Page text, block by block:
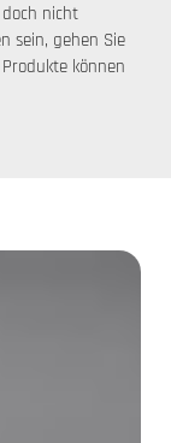
nicht
sein, gehen Sie
können